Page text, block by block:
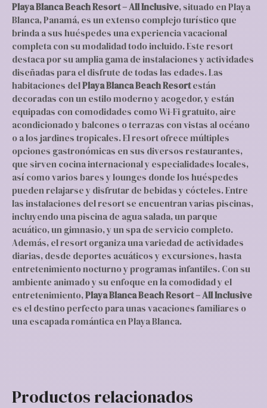
Playa Blanca Beach Resort – All Inclusive, situado en Playa
Blanca, Panamá, es un extenso complejo turístico que
brinda a sus huéspedes una experiencia vacacional
completa con su modalidad todo incluido. Este resort
destaca por su amplia gama de instalaciones y actividades
diseñadas para el disfrute de todas las edades. Las
habitaciones delPlaya Blanca Beach Resortestán
decoradas con un estilo moderno y acogedor, y están
equipadas con comodidades como Wi-Fi gratuito, aire
acondicionado y balcones o terrazas con vistas al océano
o a los jardines tropicales. El resort ofrece múltiples
opciones gastronómicas en sus diversos restaurantes,
que sirven cocina internacional y especialidades locales,
así como varios bares y lounges donde los huéspedes
pueden relajarse y disfrutar de bebidas y cócteles. Entre
las instalaciones del resort se encuentran varias piscinas,
incluyendo una piscina de agua salada, un parque
acuático, un gimnasio, y un spa de servicio completo.
Además, el resort organiza una variedad de actividades
diarias, desde deportes acuáticos y excursiones, hasta
entretenimiento nocturno y programas infantiles. Con su
ambiente animado y su enfoque en la comodidad y el
entretenimiento,Playa Blanca Beach Resort – All Inclusive
es el destino perfecto para unas vacaciones familiares o
una escapada romántica en Playa Blanca.
Productos relacionados